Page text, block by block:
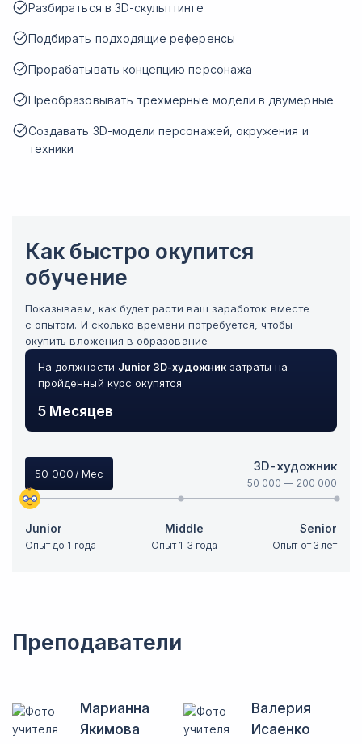
Разбираться в 3D-скульптинге
Подбирать подходящие референсы
Прорабатывать концепцию персонажа
Преобразовывать трёхмерные модели в двумерные
Создавать 3D-модели персонажей, окружения и
техники
Как быстро окупится
обучение
Показываем, как будет расти ваш заработок вместе
с опытом. И сколько времени потребуется, чтобы
окупить вложения в образование
На должности Junior 3D-художникзатраты на
пройденный курс окупятся
5 Месяцев
50 000 / Мес 3D-художник
50 000 — 200 000
Junior
Опыт до 1 года
Middle
Опыт 1–3 года
Senior
Опыт от 3 лет
Преподаватели
Марианна
Якимова
Валерия
Исаенко